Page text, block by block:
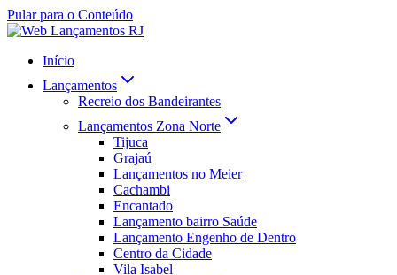
Pular para o Conteúdo
Início
Lançamentos
Recreio dos Bandeirantes
Lançamentos Zona Norte
Tijuca
Grajaú
Lançamentos no Meier
Cachambi
Encantado
Lançamento bairro Saúde
Lançamento Engenho de Dentro
Centro da Cidade
Vila Isabel